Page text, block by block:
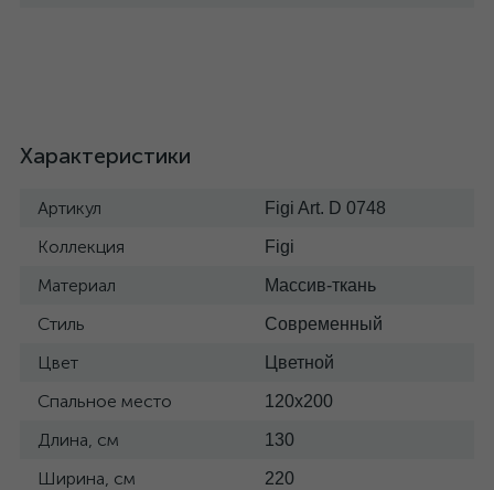
Характеристики
Артикул Figi Art. D 0748
Коллекция Figi
Материал Массив-ткань
Стиль Современный
Цвет Цветной
Спальное место 120x200
Длина, см 130
Ширина, см 220